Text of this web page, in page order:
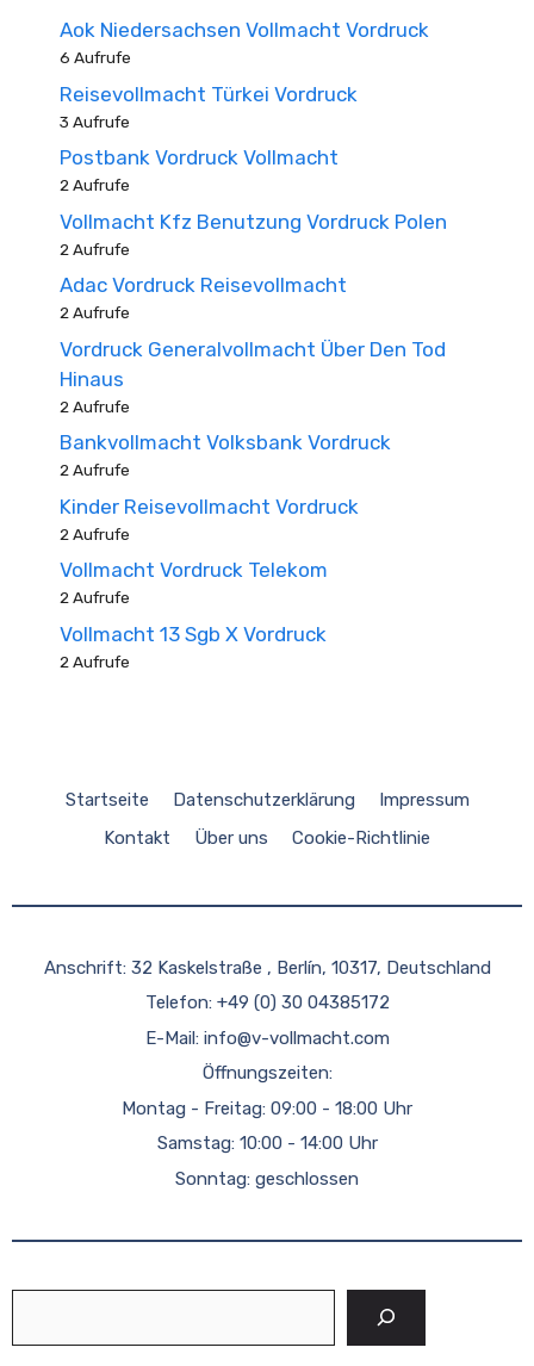
Aok Niedersachsen Vollmacht Vordruck
6 Aufrufe
Reisevollmacht Türkei Vordruck
3 Aufrufe
Postbank Vordruck Vollmacht
2 Aufrufe
Vollmacht Kfz Benutzung Vordruck Polen
2 Aufrufe
Adac Vordruck Reisevollmacht
2 Aufrufe
Vordruck Generalvollmacht Über Den Tod
Hinaus
2 Aufrufe
Bankvollmacht Volksbank Vordruck
2 Aufrufe
Kinder Reisevollmacht Vordruck
2 Aufrufe
Vollmacht Vordruck Telekom
2 Aufrufe
Vollmacht 13 Sgb X Vordruck
2 Aufrufe
Startseite Datenschutzerklärung
Impressum
Kontakt
Über uns Cookie-Richtlinie
Anschrift: 32 Kaskelstraße , Berlín, 10317, Deutschland
Telefon: +49 (0) 30 04385172
E-Mail: info@v-vollmacht.com
Öffnungszeiten:
Montag - Freitag: 09:00 - 18:00 Uhr
Samstag: 10:00 - 14:00 Uhr
Sonntag: geschlossen